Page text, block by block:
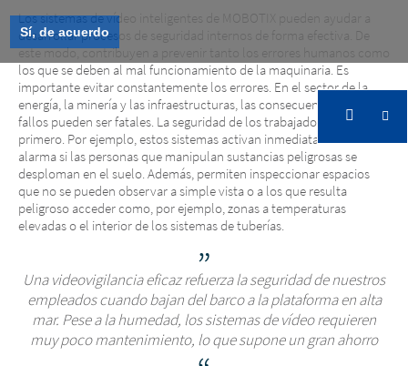
Sí, de acuerdo
Los sistemas de vídeo inteligentes de MOBOTIX pueden ayudar a
desarrollar procesos de seguridad internos de forma efectiva. De
este modo, contribuyen a prevenir tanto los errores humanos como
los que se deben al mal funcionamiento de la maquinaria. Es
importante evitar constantemente los errores. En el sector de la
energía, la minería y las infraestructuras, las consecuencias de estos
fallos pueden ser fatales. La seguridad de los trabajadores es lo
primero. Por ejemplo, estos sistemas activan inmediatamente una
alarma si las personas que manipulan sustancias peligrosas se
desploman en el suelo. Además, permiten inspeccionar espacios
que no se pueden observar a simple vista o a los que resulta
peligroso acceder como, por ejemplo, zonas a temperaturas
elevadas o el interior de los sistemas de tuberías.
Una videovigilancia eficaz refuerza la seguridad de nuestros
empleados cuando bajan del barco a la plataforma en alta
mar. Pese a la humedad, los sistemas de vídeo requieren
muy poco mantenimiento, lo que supone un gran ahorro